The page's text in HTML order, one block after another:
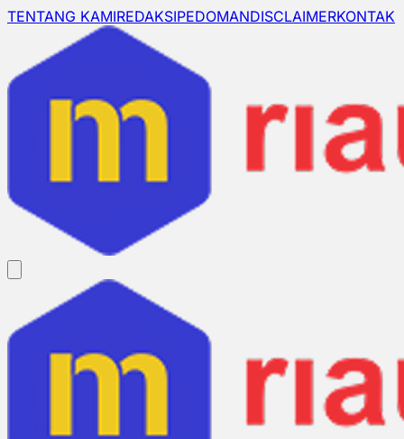
TENTANG KAMIREDAKSIPEDOMANDISCLAIMERKONTAK